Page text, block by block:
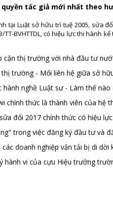
tác giả mới nhất theo
tại Luật sở hữu trí tuệ 2005, sửa
TT-BVHTTDL, có hiệu lực thi hành
cận thị trường với nhà đầu tư
trường - Mối liên hệ giữa sở
hành nghề Luật sư - Làm thế nào
chính thức là thành viên của hệ
đổi 2017 chính thức có hiệu
trong việc đăng ký đầu tư và
doanh nghiệp vận tải bị di dời
hành vi của cựu Hiệu trưởng